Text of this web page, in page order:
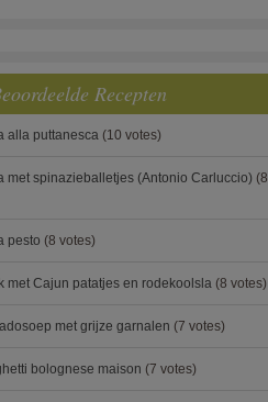
Recepten
alla puttanesca (10 votes)
met spinazieballetjes (Antonio Carluccio) (8
pesto (8 votes)
met Cajun patatjes en rodekoolsla (8 votes)
met grijze garnalen (7 votes)
bolognese maison (7 votes)